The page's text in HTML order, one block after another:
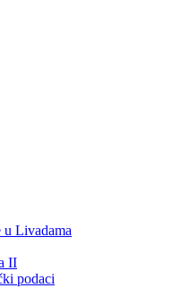
u Livadama
II
podaci